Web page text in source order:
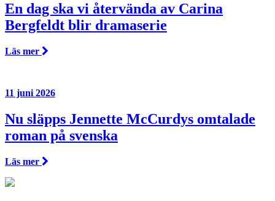
En dag ska vi återvända av Carina
Bergfeldt blir dramaserie
Läs mer
11 juni 2026
Nu släpps Jennette McCurdys omtalade
roman på svenska
Läs mer